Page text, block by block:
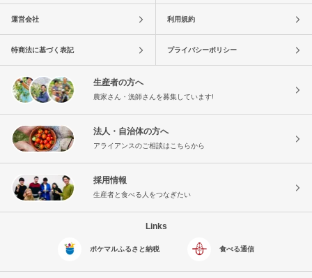
運営会社 利用規約
特商法に基づく表記 プライバシーポリシー
生産者の方へ
農家さん・漁師さんを募集しています!
法人・自治体の方へ
アライアンスのご相談はこちらから
採用情報
生産者と食べる人をつなぎたい
Links
ポケマルふるさと納税 食べる通信